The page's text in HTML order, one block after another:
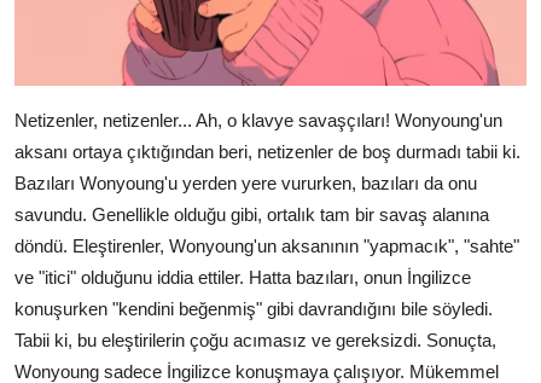
Netizenler, netizenler... Ah, o klavye savaşçıları! Wonyoung'un
aksanı ortaya çıktığından beri, netizenler de boş durmadı tabii ki.
Bazıları Wonyoung'u yerden yere vururken, bazıları da onu
savundu. Genellikle olduğu gibi, ortalık tam bir savaş alanına
döndü. Eleştirenler, Wonyoung'un aksanının "yapmacık", "sahte"
ve "itici" olduğunu iddia ettiler. Hatta bazıları, onun İngilizce
konuşurken "kendini beğenmiş" gibi davrandığını bile söyledi.
Tabii ki, bu eleştirilerin çoğu acımasız ve gereksizdi. Sonuçta,
Wonyoung sadece İngilizce konuşmaya çalışıyor. Mükemmel